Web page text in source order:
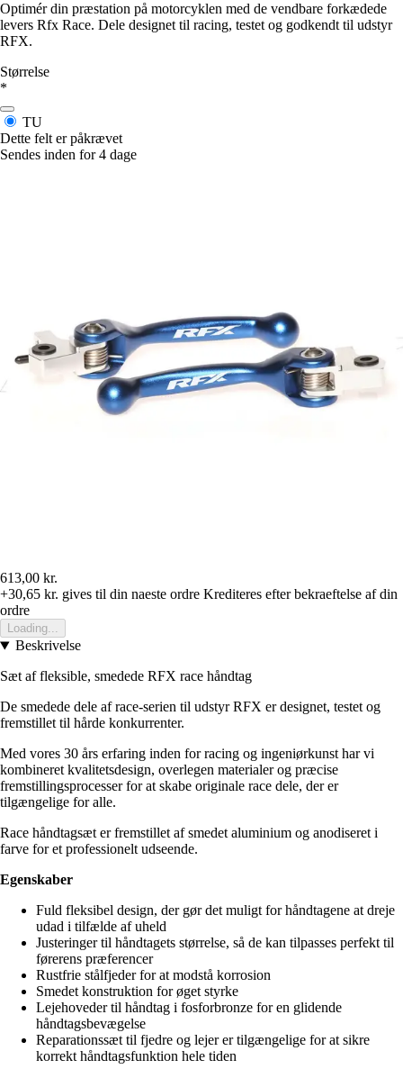
Optimér din præstation på motorcyklen med de vendbare forkædede
levers Rfx Race. Dele designet til racing, testet og godkendt til udstyr
RFX.
Størrelse
*
TU
Dette felt er påkrævet
Sendes inden for 4 dage
613,00 kr.
+30,65 kr. gives til din naeste ordre Krediteres efter bekraeftelse af din
ordre
Loading...
Beskrivelse
Sæt af fleksible, smedede RFX race håndtag
De smedede dele af race-serien til udstyr RFX er designet, testet og
fremstillet til hårde konkurrenter.
Med vores 30 års erfaring inden for racing og ingeniørkunst har vi
kombineret kvalitetsdesign, overlegen materialer og præcise
fremstillingsprocesser for at skabe originale race dele, der er
tilgængelige for alle.
Race håndtagsæt er fremstillet af smedet aluminium og anodiseret i
farve for et professionelt udseende.
Egenskaber
Fuld fleksibel design, der gør det muligt for håndtagene at dreje
udad i tilfælde af uheld
Justeringer til håndtagets størrelse, så de kan tilpasses perfekt til
førerens præferencer
Rustfrie stålfjeder for at modstå korrosion
Smedet konstruktion for øget styrke
Lejehoveder til håndtag i fosforbronze for en glidende
håndtagsbevægelse
Reparationssæt til fjedre og lejer er tilgængelige for at sikre
korrekt håndtagsfunktion hele tiden